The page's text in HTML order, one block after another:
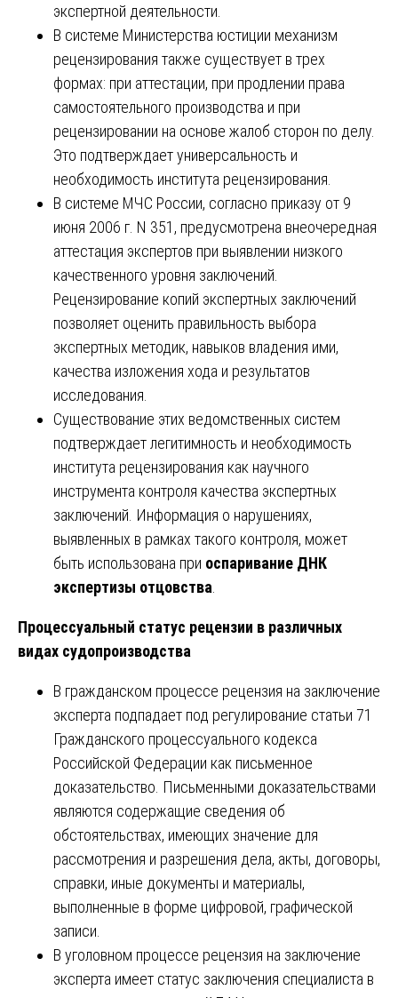
экспертной деятельности.
В системе Министерства юстиции механизм
рецензирования также существует в трех
формах: при аттестации, при продлении права
самостоятельного производства и при
рецензировании на основе жалоб сторон по делу.
Это подтверждает универсальность и
необходимость института рецензирования.
В системе МЧС России, согласно приказу от 9
июня 2006 г. N 351, предусмотрена внеочередная
аттестация экспертов при выявлении низкого
качественного уровня заключений.
Рецензирование копий экспертных заключений
позволяет оценить правильность выбора
экспертных методик, навыков владения ими,
качества изложения хода и результатов
исследования.
Существование этих ведомственных систем
подтверждает легитимность и необходимость
института рецензирования как научного
инструмента контроля качества экспертных
заключений. Информация о нарушениях,
выявленных в рамках такого контроля, может
быть использована при оспаривание ДНК
экспертизы отцовства
Процессуальный статус рецензии в различных
видах судопроизводства
В гражданском процессе рецензия на заключение
эксперта подпадает под регулирование статьи 71
Гражданского процессуального кодекса
Российской Федерации как письменное
доказательство. Письменными доказательствами
являются содержащие сведения об
обстоятельствах, имеющих значение для
рассмотрения и разрешения дела, акты, договоры,
справки, иные документы и материалы,
выполненные в форме цифровой, графической
записи.
В уголовном процессе рецензия на заключение
эксперта имеет статус заключения специалиста в